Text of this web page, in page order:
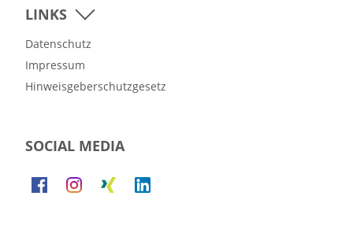
LINKS
Datenschutz
Impressum
Hinweisgeberschutzgesetz
SOCIAL MEDIA